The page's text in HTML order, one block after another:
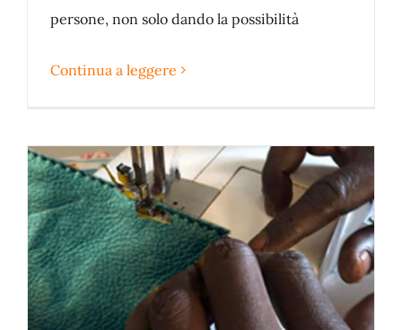
persone, non solo dando la possibilità
Continua a leggere